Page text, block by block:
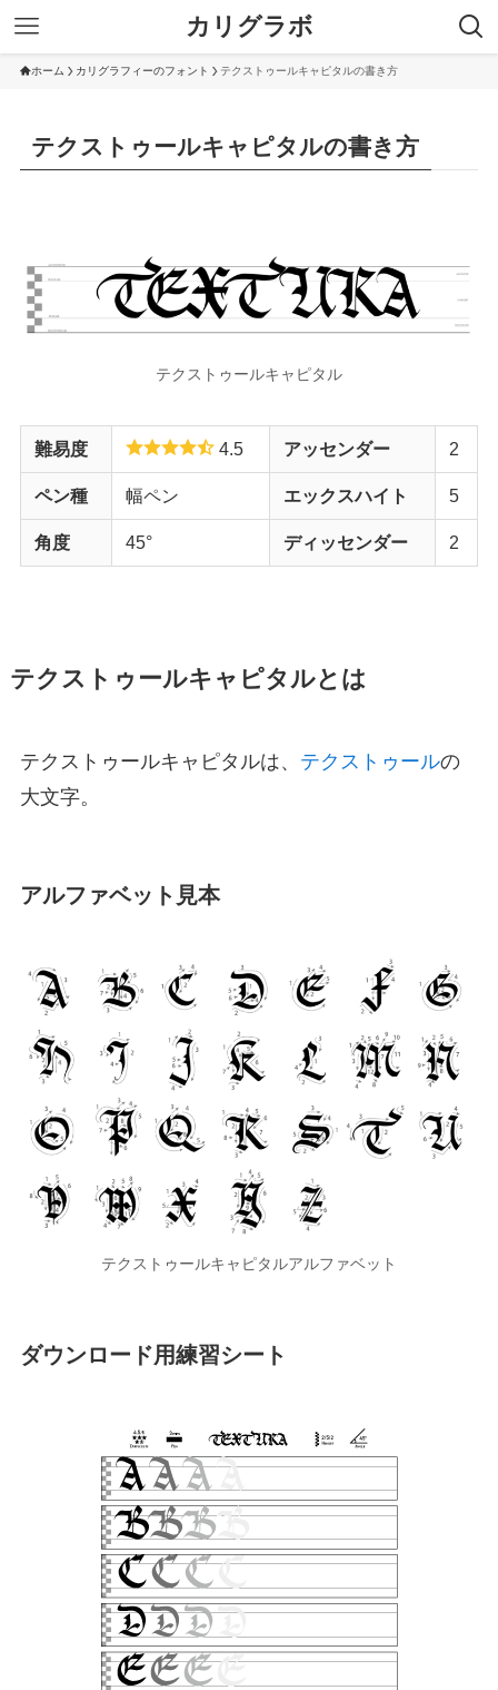
カリグラボ
ホーム カリグラフィーのフォント テクストゥールキャピタルの書き方
テクストゥールキャピタルの書き方
テクストゥールキャピタル
難易度 4.5 アッセンダー 2
ペン種 幅ペン エックスハイト 5
角度 45° ディッセンダー 2
テクストゥールキャピタルとは
テクストゥールキャピタルは、 テクストゥールの
大文字。
アルファベット見本
テクストゥールキャピタルアルファベット
ダウンロード用練習シート